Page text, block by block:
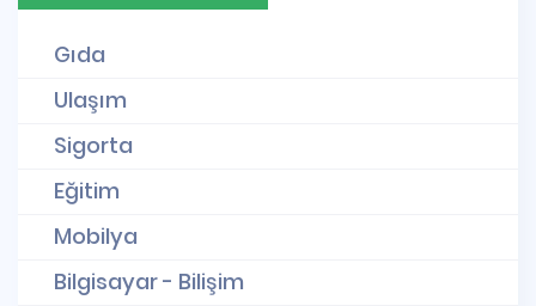
Gıda
Ulaşım
Sigorta
Eğitim
Mobilya
Bilgisayar - Bilişim